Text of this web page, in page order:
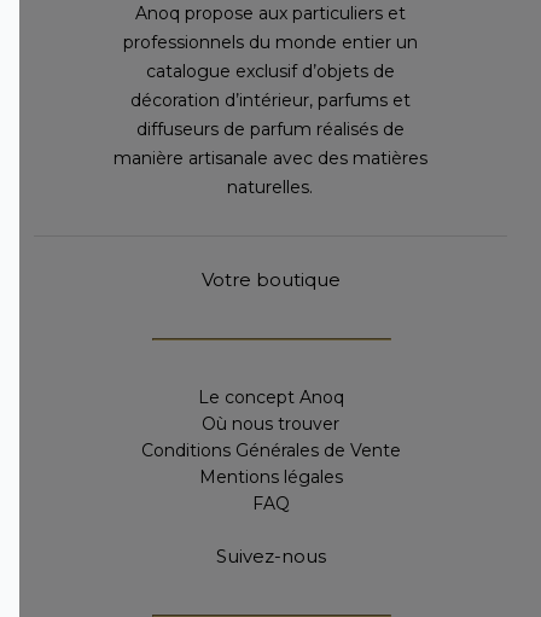
Anoq propose aux particuliers et
professionnels du monde entier un
catalogue exclusif d’objets de
décoration d’intérieur, parfums et
diffuseurs de parfum réalisés de
manière artisanale avec des matières
naturelles.
Votre boutique
Le concept Anoq
Où nous trouver
Conditions Générales de Vente
Mentions légales
FAQ
Suivez-nous